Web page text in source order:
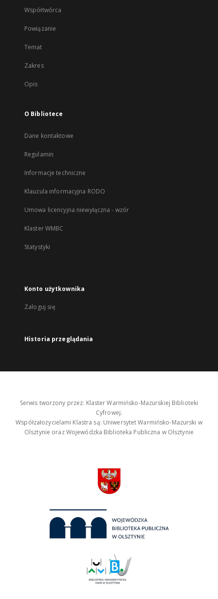
Współtwórca
Powiązanie
Temat
Zakres
Opis
O Bibliotece
Dane kontaktowe
Regulamin
Informacje techniczne
Klauzula informacyjna RODO
Umowa licencyjna niewyłączna - wzór
Klaster WMBC
Statystyki
Konto użytkownika
Zaloguj się
Historia przeglądania
Serwis tworzony przez: Klaster Warmińsko-Mazurskiej Biblioteki
Cyfrowej.
Współzałożycielami Klastra są: Uniwersytet Warmińsko-Mazurski w
Olsztynie oraz Wojewódzka Biblioteka Publiczna w Olsztynie